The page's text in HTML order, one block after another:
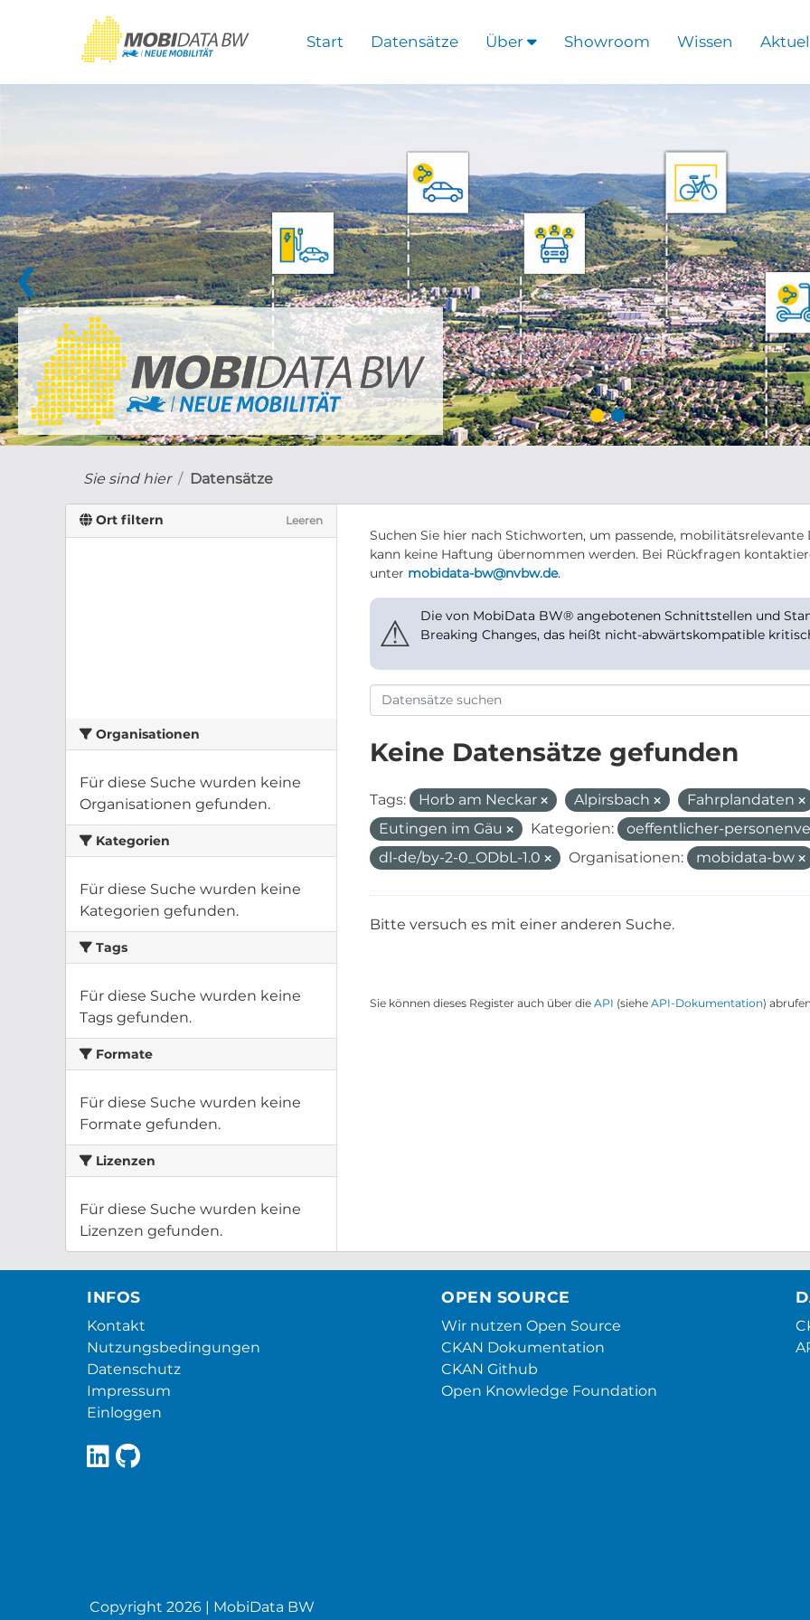
Start Datensätze Über Showroom Wissen
❮
Sie sind hier Datensätze
Ort filtern Leeren
Organisationen
Für diese Suche wurden keine
Organisationen gefunden.
Kategorien
Für diese Suche wurden keine
Kategorien gefunden.
Tags
Für diese Suche wurden keine
Tags gefunden.
Formate
Für diese Suche wurden keine
Formate gefunden.
Lizenzen
Für diese Suche wurden keine
Lizenzen gefunden.
Suchen Sie hier nach Stichworten, um passende,
kann keine Haftung übernommen werden. Bei Rückfragen
unter mobidata-bw@nvbw.de.
⚠
Die von MobiData BW® angebotenen Schnittstellen und
Breaking Changes, das heißt nicht-abwärtskompatible
Keine Datensätze gefunden
Tags: Horb am Neckar Alpirsbach
Fahrplandaten
Eutingen im Gäu
Kategorien: oeffentlicher-
dl-de/by-2-0_ODbL-1.0
Organisationen: mobidata-bw
Bitte versuch es mit einer anderen Suche.
Sie können dieses Register auch über die API (siehe API-Dokumentation)
INFOS
Kontakt
Nutzungsbedingungen
Datenschutz
Impressum
Einloggen
OPEN SOURCE
Wir nutzen Open Source
CKAN Dokumentation
CKAN Github
Open Knowledge Foundation
Copyright 2026 | MobiData BW